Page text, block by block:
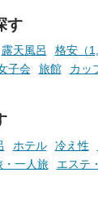
す
露天風呂 格安（
子会 旅館 カッ
ホテル 冷え性
・一人旅 エステ